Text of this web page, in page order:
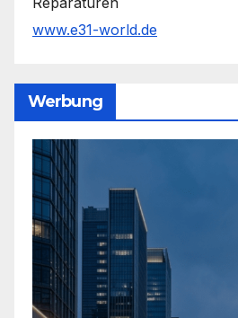
www.e31-world.de
Werbung